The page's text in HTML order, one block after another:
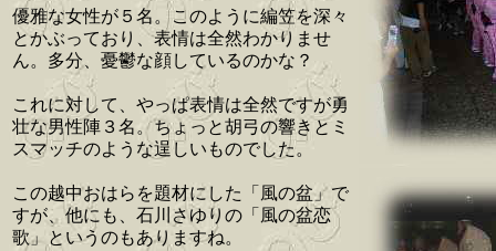
優雅な女性が５名。このように編笠を深々
とかぶっており、表情は全然わかりませ
ん。多分、憂鬱な顔しているのかな？
これに対して、やっぱ表情は全然ですが勇
壮な男性陣３名。ちょっと胡弓の響きとミ
スマッチのような逞しいものでした。
この越中おはらを題材にした「風の盆」で
すが、他にも、石川さゆりの「風の盆恋
歌」というのもありますね。